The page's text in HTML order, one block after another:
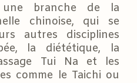
une branche de la
chinoise, qui se
autres disciplines
la diététique, la
Tui Na et les
comme le Taichi ou